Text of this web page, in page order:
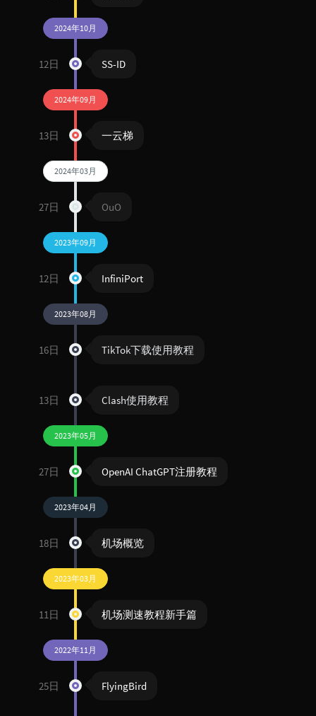
2024年10月
12日 SS-ID
2024年09月
13日 一云梯
2024年03月
27日 OuO
2023年09月
12日 InfiniPort
2023年08月
16日 TikTok下载使用教程
13日 Clash使用教程
2023年05月
27日 OpenAI ChatGPT注册教程
2023年04月
18日 机场概览
2023年03月
11日 机场测速教程新手篇
2022年11月
25日 FlyingBird